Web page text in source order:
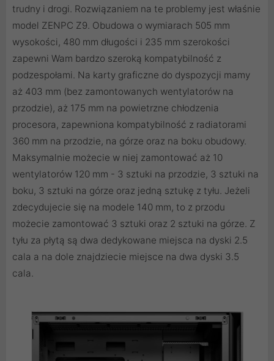
trudny i drogi. Rozwiązaniem na te problemy jest właśnie
model ZENPC Z9. Obudowa o wymiarach 505 mm
wysokości, 480 mm długości i 235 mm szerokości
zapewni Wam bardzo szeroką kompatybilność z
podzespołami. Na karty graficzne do dyspozycji mamy
aż 403 mm (bez zamontowanych wentylatorów na
przodzie), aż 175 mm na powietrzne chłodzenia
procesora, zapewniona kompatybilność z radiatorami
360 mm na przodzie, na górze oraz na boku obudowy.
Maksymalnie możecie w niej zamontować aż 10
wentylatorów 120 mm - 3 sztuki na przodzie, 3 sztuki na
boku, 3 sztuki na górze oraz jedną sztukę z tyłu. Jeżeli
zdecydujecie się na modele 140 mm, to z przodu
możecie zamontować 3 sztuki oraz 2 sztuki na górze. Z
tyłu za płytą są dwa dedykowane miejsca na dyski 2.5
cala a na dole znajdziecie miejsce na dwa dyski 3.5
cala.